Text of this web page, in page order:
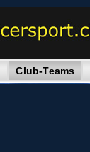
Club-Teams